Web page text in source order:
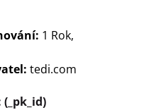
vzory,
1 Rok,
tedi.com